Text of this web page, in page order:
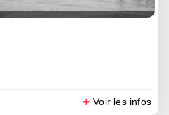
Voir les infos